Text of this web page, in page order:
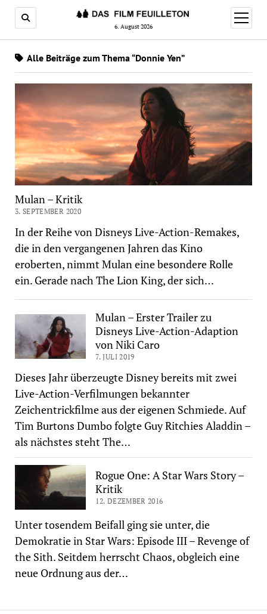
6. August 2026
Menü
öffnen
Alle Beiträge zum Thema “Donnie Yen”
Mulan – Kritik
3. SEPTEMBER 2020
In der Reihe von Disneys Live-Action-Remakes,
die in den vergangenen Jahren das Kino
eroberten, nimmt Mulan eine besondere Rolle
ein. Gerade nach The Lion King, der sich…
Mulan – Erster Trailer zu
Disneys Live-Action-Adaption
von Niki Caro
7. JULI 2019
Dieses Jahr überzeugte Disney bereits mit zwei
Live-Action-Verfilmungen bekannter
Zeichentrickfilme aus der eigenen Schmiede. Auf
Tim Burtons Dumbo folgte Guy Ritchies Aladdin –
als nächstes steht The…
Rogue One: A Star Wars Story –
Kritik
12. DEZEMBER 2016
Unter tosendem Beifall ging sie unter, die
Demokratie in Star Wars: Episode III – Revenge of
the Sith. Seitdem herrscht Chaos, obgleich eine
neue Ordnung aus der…